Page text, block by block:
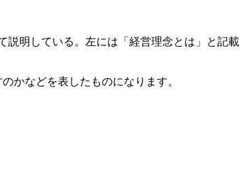
かなどを表したものになります。